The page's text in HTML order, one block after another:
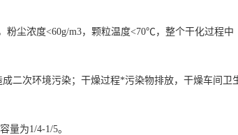
粉尘浓度<60g/m3，颗粒温度<70℃，整个干化过程中
二次环境污染；干燥过程*污染物排放，干燥车间卫
量为1/4-1/5。